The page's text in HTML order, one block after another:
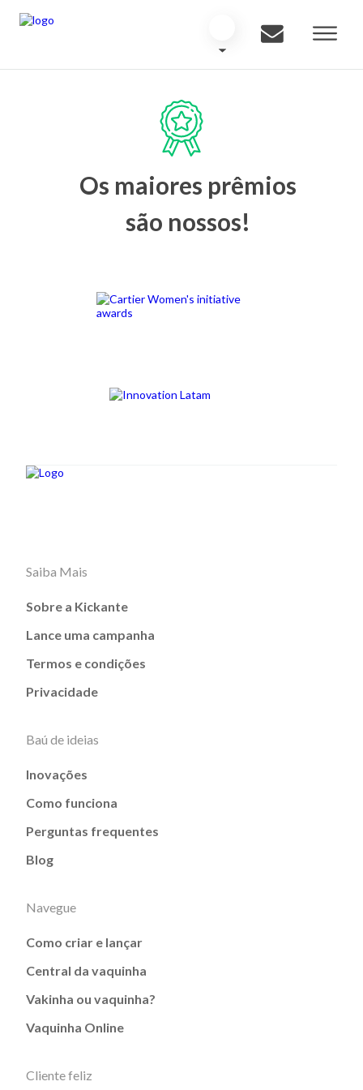
Os maiores prêmios
são nossos!
Saiba Mais
Sobre a Kickante
Lance uma campanha
Termos e condições
Privacidade
Baú de ideias
Inovações
Como funciona
Perguntas frequentes
Blog
Navegue
Como criar e lançar
Central da vaquinha
Vakinha ou vaquinha?
Vaquinha Online
Cliente feliz